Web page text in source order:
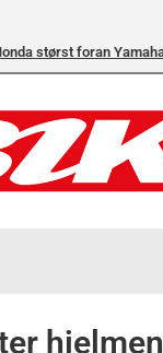
størst foran